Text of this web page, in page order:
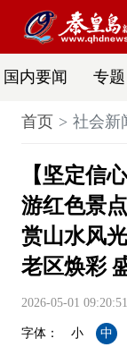
国内要闻 专题
首页 社会新
【坚定信
游红色景
赏山水风光
老区焕彩
2026-05-01 09:20:51
字体： 小 中